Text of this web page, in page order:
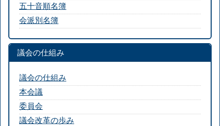
五十音順名簿
会派別名簿
議会の仕組み
議会の仕組み
本会議
委員会
議会改革の歩み